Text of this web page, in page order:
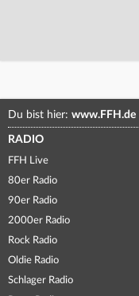
Du bist hier: www.FFH.de
RADIO
FFH Live
80er Radio
90er Radio
2000er Radio
Rock Radio
Oldie Radio
Schlager Radio